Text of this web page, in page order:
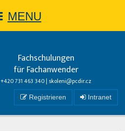
MENU
Fachschulungen
für Fachanwender
+420 731 463 340 | skoleni@pcdir.cz
Registrieren Intranet